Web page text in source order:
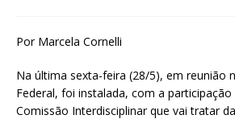
Por Marcela Cornelli
Na última sexta-feira (28/5), em reunião
Federal, foi instalada, com a
Comissão Interdisciplinar que vai tratar